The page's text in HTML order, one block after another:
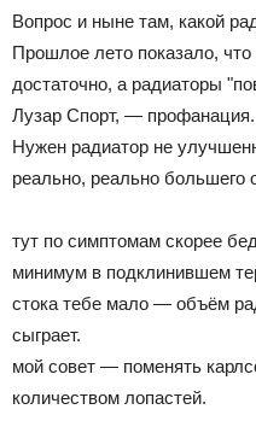
Вопрос и ныне там, какой
Прошлое лето показало,
достаточно, а радиаторы
Лузар Спорт, — профанация.
Нужен радиатор не
реально, реально большего
тут по симптомам скорее
минимум в подклинившем
стока тебе мало — объём
сыграет.
мой совет — поменять
количеством лопастей.